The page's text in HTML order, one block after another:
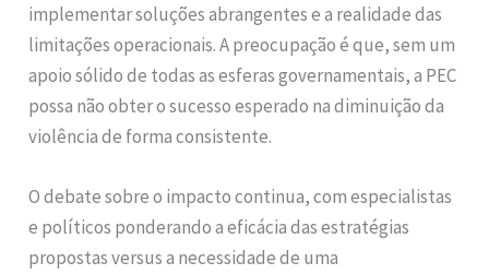
implementar soluções abrangentes e a realidade das
limitações operacionais. A preocupação é que, sem um
apoio sólido de todas as esferas governamentais, a PEC
possa não obter o sucesso esperado na diminuição da
violência de forma consistente.
O debate sobre o impacto continua, com especialistas
e políticos ponderando a eficácia das estratégias
propostas versus a necessidade de uma